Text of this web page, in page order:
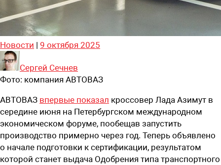
Новости | 9 октября 2025
Сергей Сечнев
Фото: компания АВТОВАЗ
АВТОВАЗ впервые показал кроссовер Лада Азимут в
середине июня на Петербургском международном
экономическом форуме, пообещав запустить
производство примерно через год. Теперь объявлено
о начале подготовки к сертификации, результатом
которой станет выдача Одобрения типа транспортного